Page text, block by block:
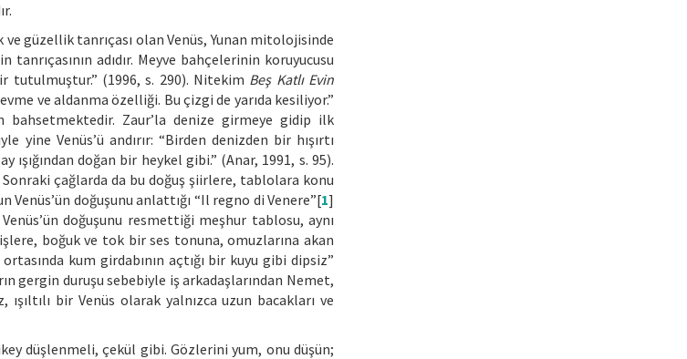
güzellik tanrıçası olan Venüs, Yunan mitolojisinde
adıdır. Meyve bahçelerinin koruyucusu
tutulmuştur.” (1996, s. 290). Nitekim Beş Katlı Evin
ve aldanma özelliği. Bu çizgi de yarıda kesiliyor.”
bahsetmektedir. Zaur’la denize girmeye gidip ilk
yine Venüs’ü andırır: “Birden denizden bir hışırtı
ışığından doğan bir heykel gibi.” (Anar, 1991, s. 95).
çağlarda da bu doğuş şiirlere, tablolara konu
doğuşunu anlattığı “Il regno di Venere”[1]
doğuşunu resmettiği meşhur tablosu, aynı
boğuk ve tok bir ses tonuna, omuzlarına akan
kum girdabının açtığı bir kuyu gibi dipsiz”
gergin duruşu sebebiyle iş arkadaşlarından Nemet,
bir Venüs olarak yalnızca uzun bacakları ve
düşlenmeli, çekül gibi. Gözlerini yum, onu düşün;